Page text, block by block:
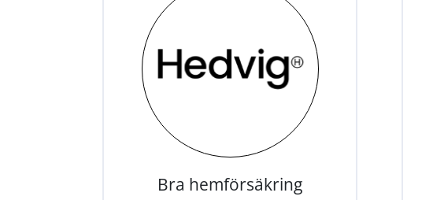
Bra hemförsäkring